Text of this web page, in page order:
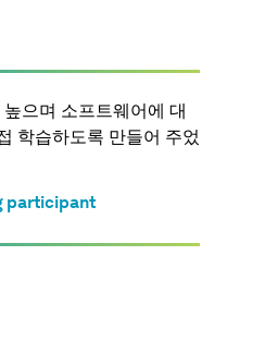
높으며 소프트웨어에 대
학습하도록 만들어 주었
participant